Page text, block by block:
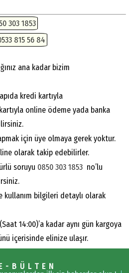
303 1853
815 56 84
ana kadar bizim
kredi kartıyla
online ödeme yada banka
için üye olmaya gerek yoktur.
olarak takip edebilirler.
soruyu 0850 303 1853 no’lu
kullanım bilgileri detaylı olarak
14:00)’a kadar aynı gün kargoya
içerisinde elinize ulaşır.
BÜLTEN